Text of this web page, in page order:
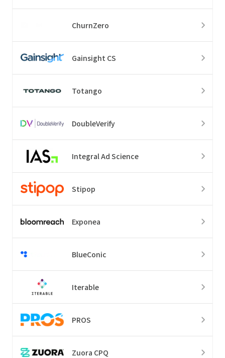
ChurnZero
Gainsight CS
Totango
DoubleVerify
Integral Ad Science
Stipop
Exponea
BlueConic
Iterable
PROS
Zuora CPQ